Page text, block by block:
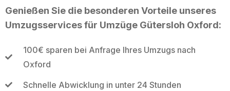
Genießen Sie die besonderen Vorteile unseres
Umzugsservices für Umzüge Gütersloh Oxford:
100€ sparen bei Anfrage Ihres Umzugs nach
Oxford
Schnelle Abwicklung in unter 24 Stunden